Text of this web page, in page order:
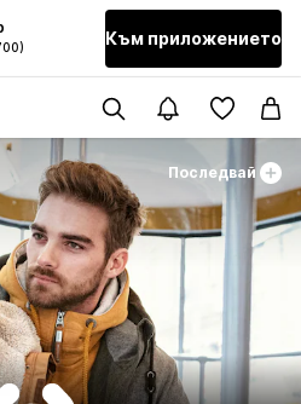
Към приложението
Последвай